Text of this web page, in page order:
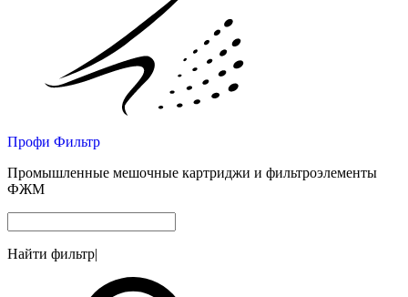
Профи Фильтр
Промышленные мешочные картриджи и фильтроэлементы
ФЖМ
Найти фильтр|